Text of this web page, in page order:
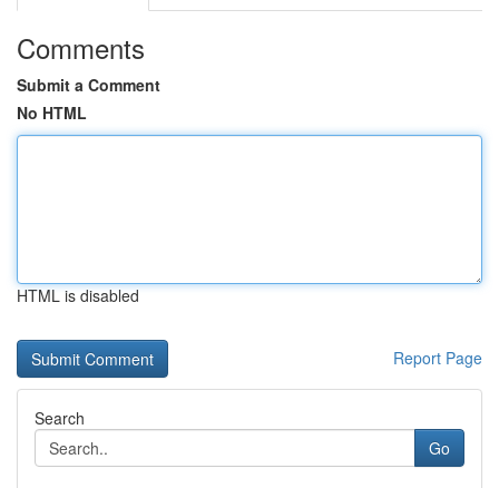
Comments
Submit a Comment
No HTML
HTML is disabled
Report Page
Search
Go